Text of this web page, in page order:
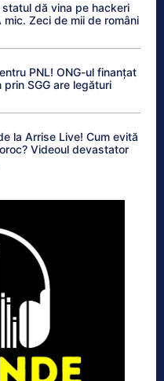
dă vina pe hackeri
Zeci de mii de români
PNL! ONG-ul finanțat
SGG are legături
la Arrise Live! Cum evită
Videoul devastator